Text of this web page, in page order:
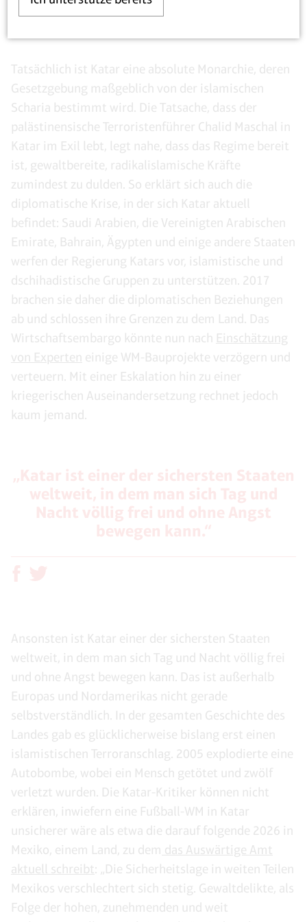
3. „Katar ist unsicher und ein
Tatsächlich ist Katar eine absolute Monarchie, deren
Gesetzgebung maßgeblich von der islamischen
Scharia bestimmt wird. Die Tatsache, dass der
palästinensische Terroristenführer Chalid Maschal in
Katar im Exil lebt, legt nahe, dass das Regime bereit
ist, gewaltbereite, radikalislamische Kräfte
zumindest zu dulden. So erklärt sich auch die
diplomatische Krise, in der sich Katar aktuell
befindet: Saudi Arabien, die Vereinigten Arabischen
Emirate, Bahrain, Ägypten und einige andere Staaten
werfen der Regierung Katars vor, islamistische und
dschihadistische Gruppen zu unterstützen. 2017
brachen sie daher die diplomatischen Beziehungen
ab und schlossen ihre Grenzen zu dem Land. Das
Wirtschaftsembargo könnte nun nach Einschätzung
von Experten einige WM-Bauprojekte verzögern und
verteuern. Mit einer Eskalation hin zu einer
kriegerischen Auseinandersetzung rechnet jedoch
kaum jemand.
Ansonsten ist Katar einer der sichersten Staaten
weltweit, in dem man sich Tag und Nacht völlig frei
und ohne Angst bewegen kann. Das ist außerhalb
Europas und Nordamerikas nicht gerade
selbstverständlich. In der gesamten Geschichte des
Landes gab es glücklicherweise bislang erst einen
islamistischen Terroranschlag. 2005 explodierte eine
Autobombe, wobei ein Mensch getötet und zwölf
verletzt wurden. Die Katar-Kritiker können nicht
erklären, inwiefern eine Fußball-WM in Katar
unsicherer wäre als etwa die darauf folgende 2026 in
Mexiko, einem Land, zu dem das Auswärtige Amt
aktuell schreibt: „Die Sicherheitslage in weiten Teilen
Mexikos verschlechtert sich stetig. Gewaltdelikte, als
Folge der hohen, zunehmenden und weit